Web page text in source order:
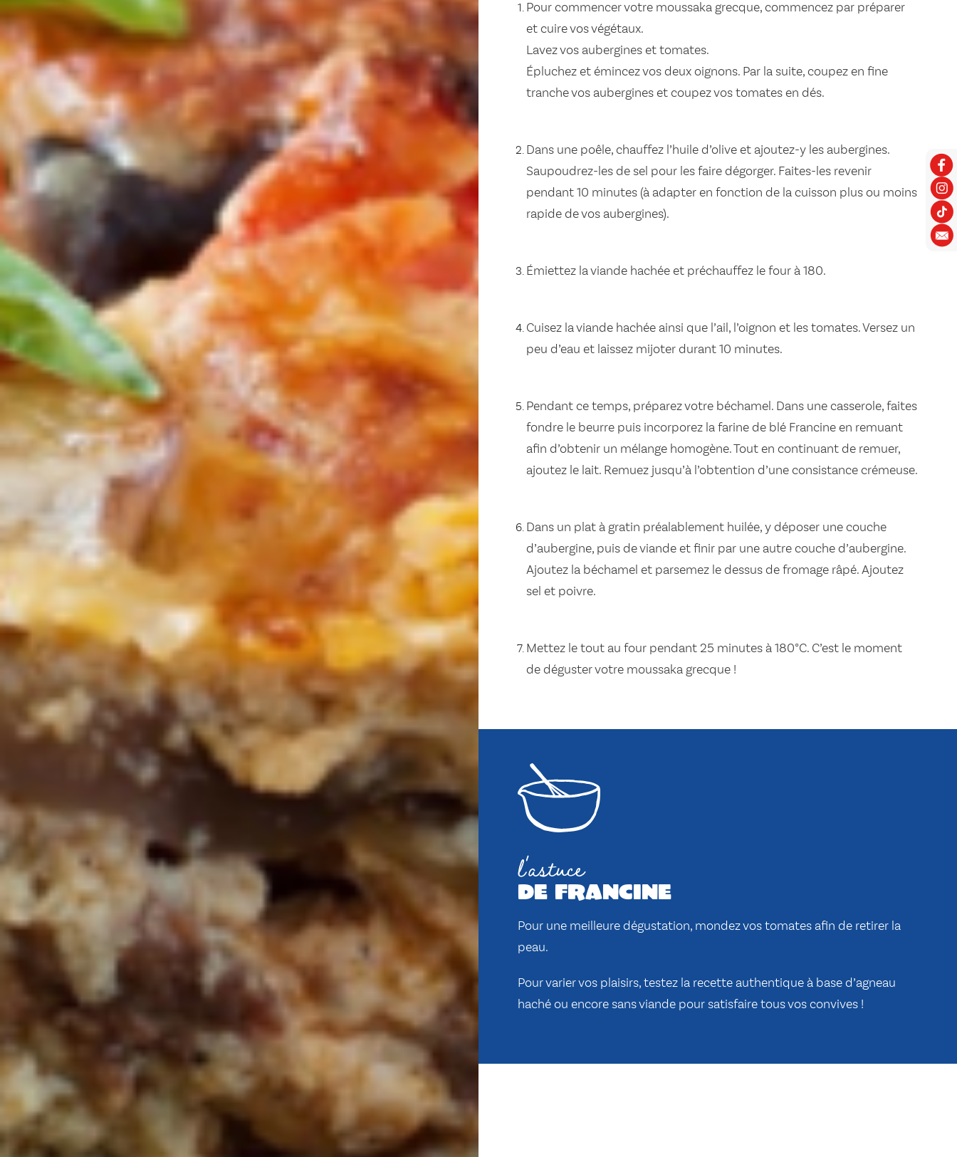
Pour commencer votre moussaka grecque, commencez par préparer
et cuire vos végétaux.
Lavez vos aubergines et tomates.
Épluchez et émincez vos deux oignons. Par la suite, coupez en fine
tranche vos aubergines et coupez vos tomates en dés.
Dans une poêle, chauffez l’huile d’olive et ajoutez-y les aubergines.
Saupoudrez-les de sel pour les faire dégorger. Faites-les revenir
pendant 10 minutes (à adapter en fonction de la cuisson plus ou moins
rapide de vos aubergines).
Émiettez la viande hachée et préchauffez le four à 180.
Cuisez la viande hachée ainsi que l’ail, l’oignon et les tomates. Versez un
peu d’eau et laissez mijoter durant 10 minutes.
Pendant ce temps, préparez votre béchamel. Dans une casserole, faites
fondre le beurre puis incorporez la farine de blé Francine en remuant
afin d’obtenir un mélange homogène. Tout en continuant de remuer,
ajoutez le lait. Remuez jusqu’à l’obtention d’une consistance crémeuse.
Dans un plat à gratin préalablement huilée, y déposer une couche
d’aubergine, puis de viande et finir par une autre couche d’aubergine.
Ajoutez la béchamel et parsemez le dessus de fromage râpé. Ajoutez
sel et poivre.
Mettez le tout au four pendant 25 minutes à 180°C. C’est le moment
de déguster votre moussaka grecque !
l'astuce
de francine
Pour une meilleure dégustation, mondez vos tomates afin de retirer la
peau.
Pour varier vos plaisirs, testez la recette authentique à base d’agneau
haché ou encore sans viande pour satisfaire tous vos convives !